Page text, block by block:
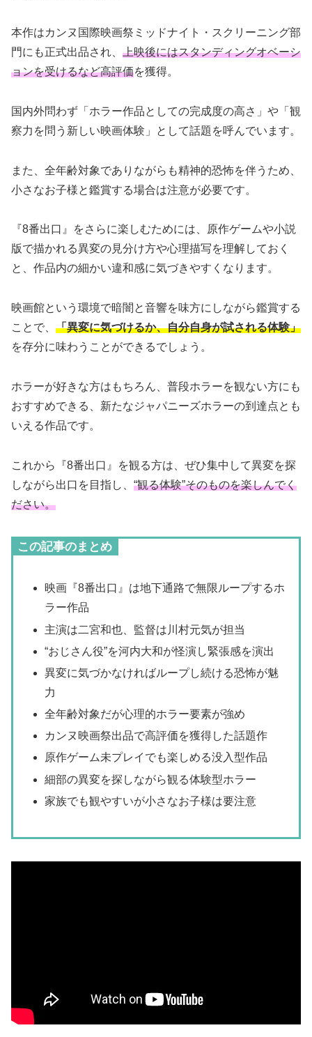
本作はカンヌ国際映画祭ミッドナイト・スクリーニング部
門にも正式出品され、 上映後にはスタンディングオベーシ
ョンを受けるなど高評価を獲得。
国内外問わず「ホラー作品としての完成度の高さ」や「観
察力を問う新しい映画体験」として話題を呼んでいます。
また、全年齢対象でありながらも精神的恐怖を伴うため、
小さなお子様と鑑賞する場合は注意が必要です。
『8番出口』をさらに楽しむためには、原作ゲームや小説
版で描かれる異変の見分け方や心理描写を理解しておく
と、作品内の細かい違和感に気づきやすくなります。
映画館という環境で暗闇と音響を味方にしながら鑑賞する
ことで、 「異変に気づけるか、自分自身が試される体験」
を存分に味わうことができるでしょう。
ホラーが好きな方はもちろん、普段ホラーを観ない方にも
おすすめできる、新たなジャパニーズホラーの到達点とも
いえる作品です。
これから『8番出口』を観る方は、ぜひ集中して異変を探
しながら出口を目指し、 “観る体験”そのものを楽しんでく
ださい。
この記事のまとめ
映画『8番出口』は地下通路で無限ループするホ
ラー作品
主演は二宮和也、監督は川村元気が担当
“おじさん役”を河内大和が怪演し緊張感を演出
異変に気づかなければループし続ける恐怖が魅
力
全年齢対象だが心理的ホラー要素が強め
カンヌ映画祭出品で高評価を獲得した話題作
原作ゲーム未プレイでも楽しめる没入型作品
細部の異変を探しながら観る体験型ホラー
家族でも観やすいが小さなお子様は要注意